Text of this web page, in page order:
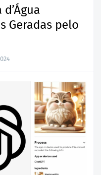
Geradas pelo